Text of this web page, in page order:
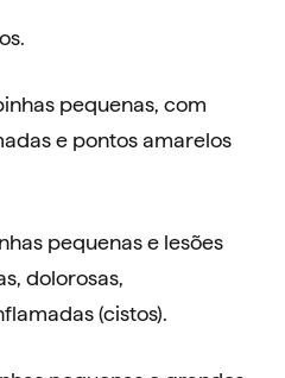
pequenas, com
e pontos amarelos
pequenas e lesões
dolorosas,
(cistos).